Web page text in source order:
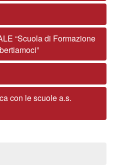
“Scuola di Formazione
con le scuole a.s.